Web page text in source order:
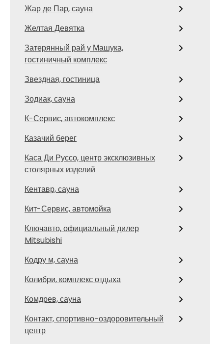
Жар де Пар, сауна
Желтая Девятка
Затерянный рай у Машука,
гостиничный комплекс
Звездная, гостиница
Зодиак, сауна
К-Сервис, автокомплекс
Казачий берег
Каса Ди Руссо, центр эксклюзивных
столярных изделий
Кентавр, сауна
Кит-Сервис, автомойка
Ключавто, официальный дилер
Mitsubishi
Кодру м, сауна
Колибри, комплекс отдыха
Комдрев, сауна
Контакт, спортивно-оздоровительный
центр